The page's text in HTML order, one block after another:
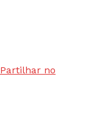
Partilhar no